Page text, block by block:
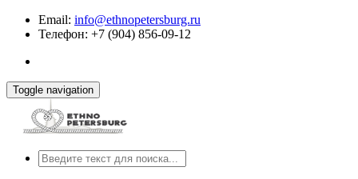
Email: info@ethnopetersburg.ru
Телефон: +7 (904) 856-09-12
Toggle navigation